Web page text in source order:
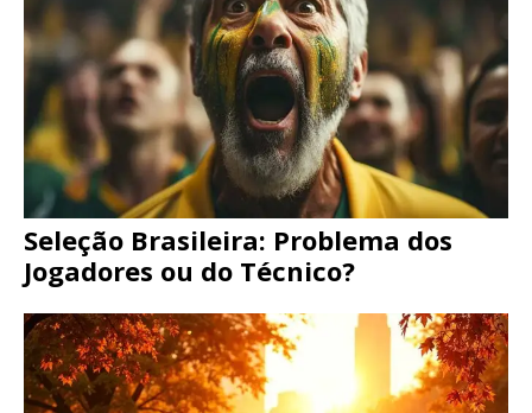
Seleção Brasileira: Problema dos
Jogadores ou do Técnico?